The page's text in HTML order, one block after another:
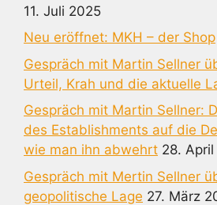
11. Juli 2025
Neu eröffnet: MKH – der Shop
Gespräch mit Martin Sellner
Urteil, Krah und die aktuelle
Gespräch mit Martin Sellner:
des Establishments auf die
wie man ihn abwehrt 28.
Gespräch mit Mertin Sellner
geopolitische Lage 27. März